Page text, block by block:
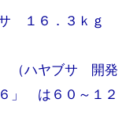
１６．３ｋｇ
（ハヤブサ 開発
」 は６０～１２